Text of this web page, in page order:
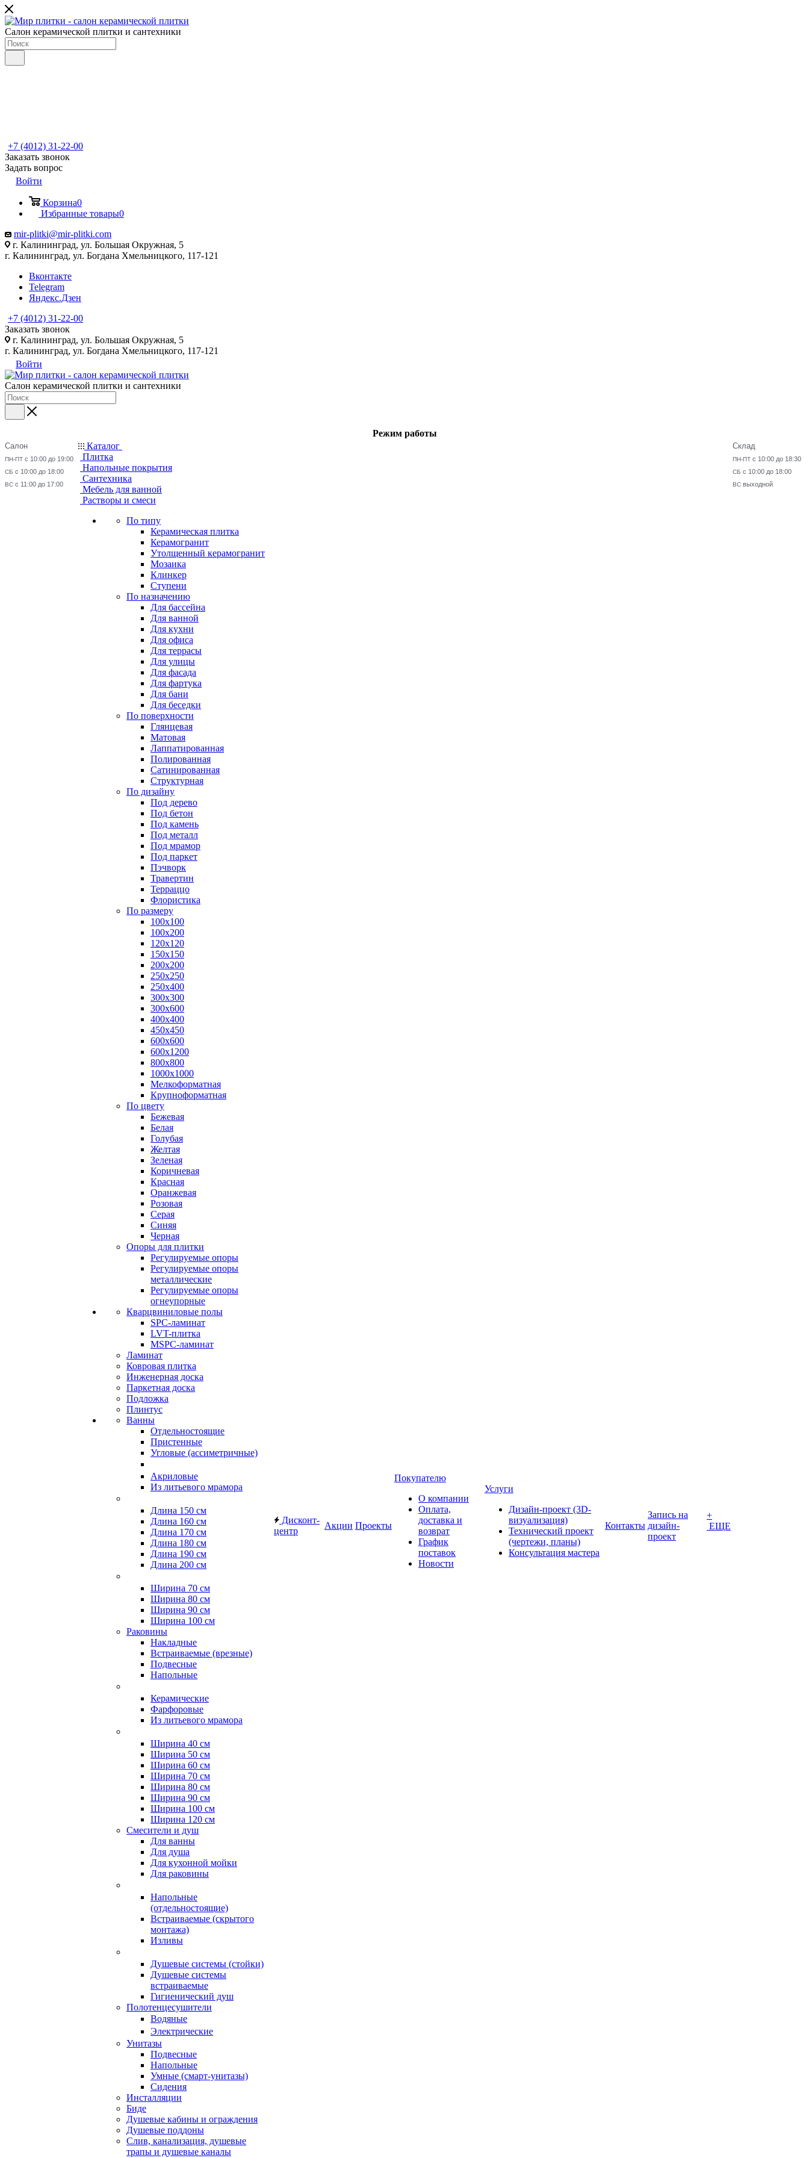
Салон керамической плитки и сантехники
+7 (4012) 31-22-00
Заказать звонок
Задать вопрос
Войти
Корзина0
Избранные товары0
mir-plitki@mir-plitki.com
г. Калининград, ул. Большая Окружная, 5
г. Калининград, ул. Богдана Хмельницкого, 117-121
Вконтакте
Telegram
Яндекс.Дзен
+7 (4012) 31-22-00
Заказать звонок
г. Калининград, ул. Большая Окружная, 5
г. Калининград, ул. Богдана Хмельницкого, 117-121
Войти
Салон керамической плитки и сантехники
Режим работы
Салон
ПН-ПТ с 10:00 до 19:00
СБ с 10:00 до 18:00
ВС с 11:00 до 17:00
Склад
ПН-ПТ с 10:00 до 18:30
СБ с 10:00 до 18:00
ВС выходной
Каталог
Плитка
Напольные покрытия
Сантехника
Мебель для ванной
Растворы и смеси
По типу
Керамическая плитка
Керамогранит
Утолщенный керамогранит
Мозаика
Клинкер
Ступени
По назначению
Для бассейна
Для ванной
Для кухни
Для офиса
Для террасы
Для улицы
Для фасада
Для фартука
Для бани
Для беседки
По поверхности
Глянцевая
Матовая
Лаппатированная
Полированная
Сатинированная
Структурная
По дизайну
Под дерево
Под бетон
Под камень
Под металл
Под мрамор
Под паркет
Пэчворк
Травертин
Терраццо
Флористика
По размеру
100х100
100х200
120х120
150х150
200х200
250х250
250х400
300х300
300х600
400х400
450х450
600х600
600х1200
800х800
1000х1000
Мелкоформатная
Крупноформатная
По цвету
Бежевая
Белая
Голубая
Желтая
Зеленая
Коричневая
Красная
Оранжевая
Розовая
Серая
Синяя
Черная
Опоры для плитки
Регулируемые опоры
Регулируемые опоры
металлические
Регулируемые опоры
огнеупорные
Кварцвиниловые полы
SPC-ламинат
LVT-плитка
MSPC-ламинат
Ламинат
Ковровая плитка
Инженерная доска
Паркетная доска
Подложка
Плинтус
Ванны
Отдельностоящие
Пристенные
Угловые (ассиметричные)
Акриловые
Из литьевого мрамора
Длина 150 см
Длина 160 см
Длина 170 см
Длина 180 см
Длина 190 см
Длина 200 см
Ширина 70 см
Ширина 80 см
Ширина 90 см
Ширина 100 см
Раковины
Накладные
Встраиваемые (врезные)
Подвесные
Напольные
Керамические
Фарфоровые
Из литьевого мрамора
Ширина 40 см
Ширина 50 см
Ширина 60 см
Ширина 70 см
Ширина 80 см
Ширина 90 см
Ширина 100 см
Ширина 120 см
Смесители и душ
Для ванны
Для душа
Для кухонной мойки
Для раковины
Напольные
(отдельностоящие)
Встраиваемые (скрытого
монтажа)
Изливы
Душевые системы (стойки)
Душевые системы
встраиваемые
Гигиенический душ
Полотенцесушители
ㅤВодяные
ㅤЭлектрические
Унитазы
Подвесные
Напольные
Умные (смарт-унитазы)
Сидения
Инсталляции
Биде
Душевые кабины и ограждения
Душевые поддоны
Слив, канализация, душевые
трапы и душевые каналы
Дисконт-
центр
Акции Проекты
Покупателю
О компании
Оплата,
доставка и
возврат
График
поставок
Новости
Услуги
Дизайн-проект (3D-
визуализация)
Технический проект
(чертежи, планы)
Консультация мастера
Контакты
Запись на
дизайн-
проект
+
ЕЩЕ